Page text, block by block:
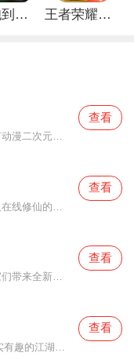
从细胞到奇点手游 王者荣耀无限点券解锁版
命运冠位指定新版是一款非常有动漫二次元感觉的手机游戏，命运冠位指定新版的游戏场景非常千变万化，还有很多种类型的游戏角色可以让你扮演，每一个游戏角色的设定都非常精彩！超丰富的游戏情节可以让你参与。想要成为什么游戏角色就可以成为什么样的游戏角色！如果你对这
查看
查看
原神最新解锁版这是可以为玩家们带来全新的二次元战斗内容，给大家最好的游戏内容体验，让大家在这里感受到很多精彩的游戏资源战斗和很多有趣快乐的福利内容，大家在这里看到的各种技能特效都是最顶级的，还有很多刺激的游戏剧情内容，给大家下了深刻的印象。玩家们在这里
查看
查看